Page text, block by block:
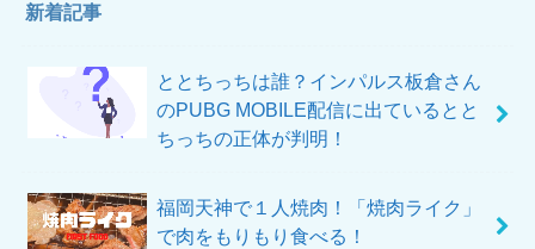
新着記事
ととちっちは誰？インパルス板倉さん
のPUBG MOBILE配信に出ているとと
ちっちの正体が判明！
福岡天神で１人焼肉！「焼肉ライク」
で肉をもりもり食べる！